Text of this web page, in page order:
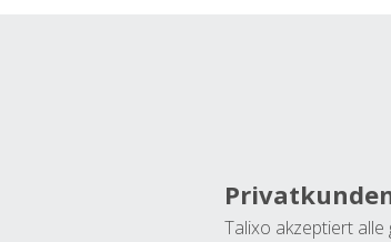
Talixo akzeptiert